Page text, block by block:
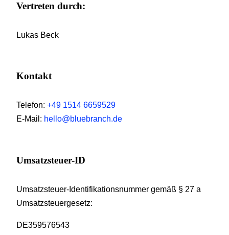
Ver­tre­ten durch:
Lukas Beck
Kon­takt
Tele­fon: +49 1514 6659529
E‑Mail: hello@bluebranch.de
Umsatz­steu­er-ID
Umsatz­steu­er-Iden­ti­fi­ka­ti­ons­num­mer gemäß § 27 a
Umsatz­steu­er­ge­setz:
DE359576543